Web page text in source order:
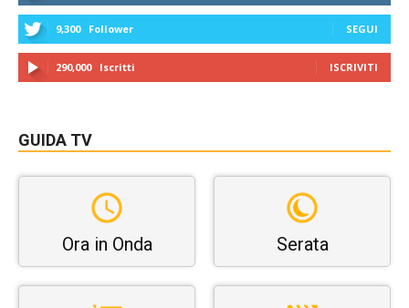
9,300 Follower SEGUI
290,000 Iscritti ISCRIVITI
GUIDA TV
Ora in Onda Serata